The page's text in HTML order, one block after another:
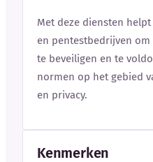
Met deze diensten helpt
en pentestbedrijven
te beveiligen en te
normen op het gebied
en privacy.
Kenmerken